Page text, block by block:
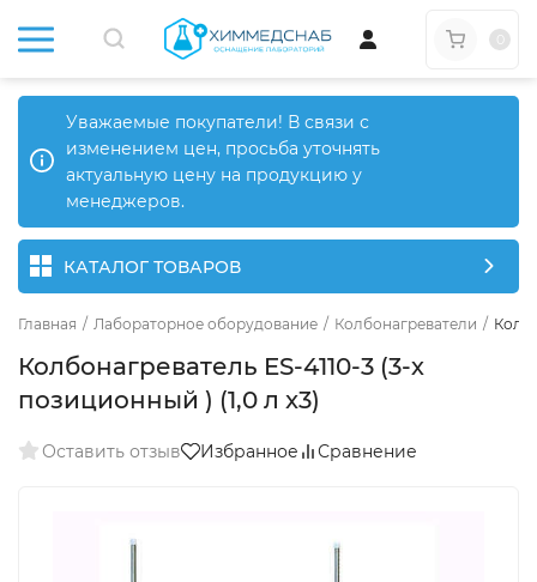
Уважаемые покупатели! В связи с
изменением цен, просьба уточнять
актуальную цену на продукцию у
менеджеров.
КАТАЛОГ ТОВАРОВ
Главная / Лабораторное оборудование / Колбонагреватели /
Колбонагреватель ES-4110-3 (3-х
позиционный ) (1,0 л x3)
Оставить отзыв Избранное Сравнение